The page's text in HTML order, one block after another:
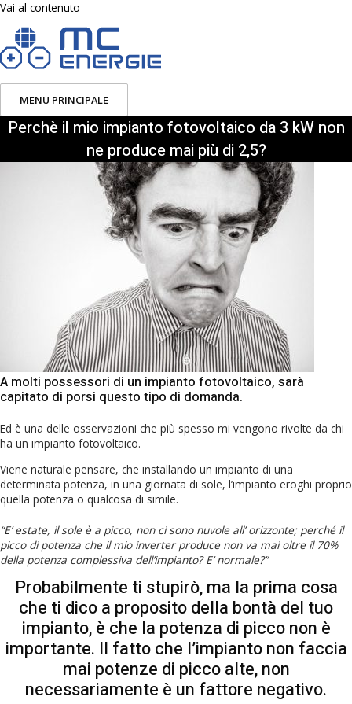
Vai al contenuto
MENU PRINCIPALE
Perchè il mio impianto fotovoltaico da 3 kW non
ne produce mai più di 2,5?
A molti possessori di un impianto fotovoltaico, sarà
capitato di porsi questo tipo di domanda.
Ed è una delle osservazioni che più spesso mi vengono rivolte da chi
ha un impianto fotovoltaico.
Viene naturale pensare, che installando un impianto di una
determinata potenza, in una giornata di sole, l’impianto eroghi proprio
quella potenza o qualcosa di simile.
“E’ estate, il sole è a picco, non ci sono nuvole all’ orizzonte; perché il
picco di potenza che il mio inverter produce non va mai oltre il 70%
della potenza complessiva dell’impianto? E’ normale?”
Probabilmente ti stupirò, ma la prima cosa
che ti dico a proposito della bontà del tuo
impianto, è che la potenza di picco non è
importante. Il fatto che l’impianto non faccia
mai potenze di picco alte, non
necessariamente è un fattore negativo.